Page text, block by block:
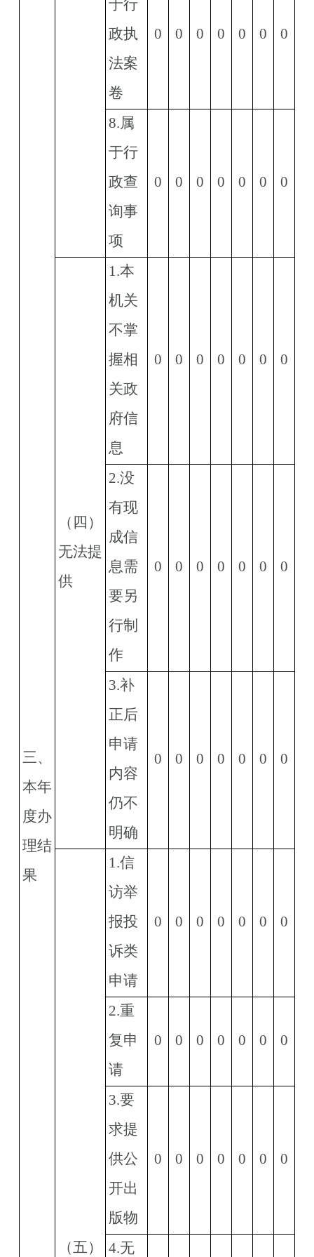
三、
本年
度办
理结
果
于行
政执
法案
卷
0 0 0 0 0 0 0
8.属
于行
政查
询事
项
0 0 0 0 0 0 0
（四）
无法提
供
1.本
机关
不掌
握相
关政
府信
息
0 0 0 0 0 0 0
2.没
有现
成信
息需
要另
行制
作
0 0 0 0 0 0 0
3.补
正后
申请
内容
仍不
明确
0 0 0 0 0 0 0
（五）
1.信
访举
报投
诉类
申请
0 0 0 0 0 0 0
2.重
复申
请
0 0 0 0 0 0 0
3.要
求提
供公
开出
版物
0 0 0 0 0 0 0
4.无